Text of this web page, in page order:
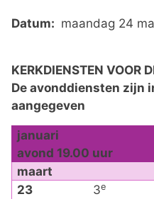
Datum: maandag 24
KERKDIENSTEN VOOR
De avonddiensten zijn
aangegeven
januari
avond 19.00 uur
maart
23
3e